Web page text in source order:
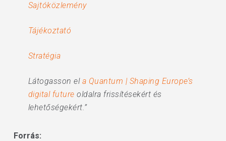
Sajtóközlemény
Tájékoztató
Stratégia
Látogasson el a Quantum | Shaping Europe’s
digital future oldalra frissítésekért és
lehetőségekért.”
Forrás: